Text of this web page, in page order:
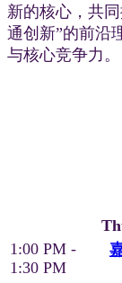
新的核心，共
通创新”的前沿
与核心竞争力。
1:00 PM -
1:30 PM